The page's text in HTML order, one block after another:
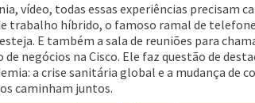
vídeo, todas essas experiências precisam
trabalho híbrido, o famoso ramal de
E também a sala de reuniões para
negócios na Cisco. Ele faz questão de
a crise sanitária global e a mudança de
caminham juntos.